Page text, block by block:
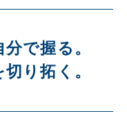
で握る。
り拓く。